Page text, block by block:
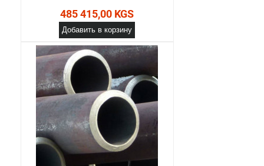
485 415,00 KGS
Добавить в корзину